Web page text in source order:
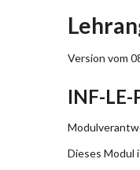
Version vom
INF-
Dieses Modul